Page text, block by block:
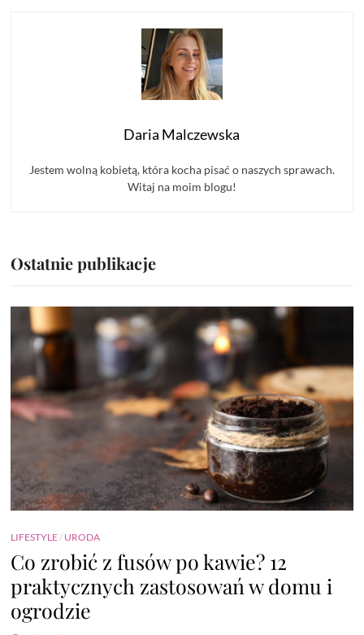
Daria Malczewska
Jestem wolną kobietą, która kocha pisać o naszych sprawach.
Witaj na moim blogu!
Ostatnie publikacje
LIFESTYLE / URODA
Co zrobić z fusów po kawie? 12
praktycznych zastosowań w domu i
ogrodzie